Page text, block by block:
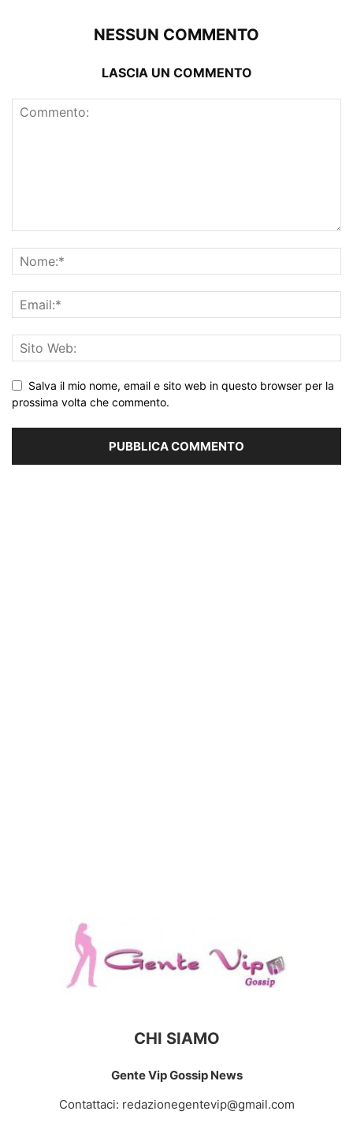
NESSUN COMMENTO
LASCIA UN COMMENTO
Salva il mio nome, email e sito web in questo browser per la
prossima volta che commento.
CHI SIAMO
Gente Vip Gossip News
Contattaci: redazionegentevip@gmail.com